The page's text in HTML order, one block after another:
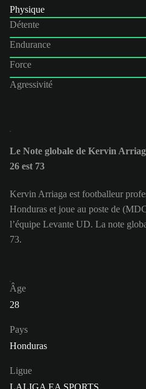
Physique
Détente
Endurance
Force
Agressivité
Le Note globale de Kervin
26 est 73
Kervin Arriaga est footballeur
Honduras et joue au poste de
l’équipe Levante UD. La note
73.
Âge
28
Pays
Honduras
Ligue